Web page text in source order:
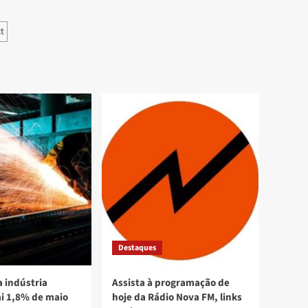
indústria
1,8% de maio
Destaques
Assista à programação de
hoje da Rádio Nova FM, links